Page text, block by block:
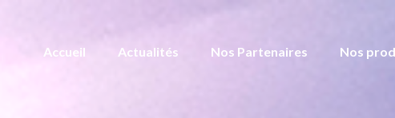
Accueil Actualités Nos Partenaires Nos